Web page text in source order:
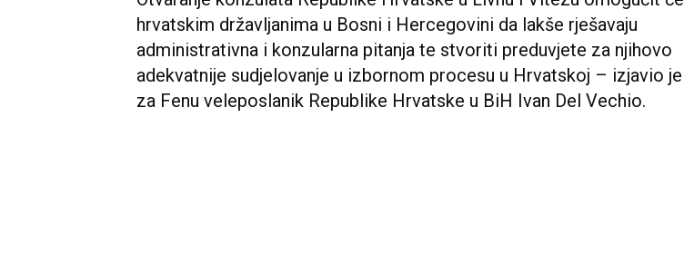
hrvatskim državljanima u Bosni i Hercegovini da lakše rješavaju
administrativna i konzularna pitanja te stvoriti preduvjete za njihovo
adekvatnije sudjelovanje u izbornom procesu u Hrvatskoj – izjavio je
za Fenu veleposlanik Republike Hrvatske u BiH Ivan Del Vechio.